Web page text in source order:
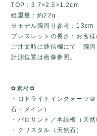
TOP：3.7×2.5×1.2cm
総重量：約22g
※モデル腕周り参考：13cm
ブレスレットの長さ：お客
ご注文時に通信欄にて「腕
計測位置は画像参照。
✿素材✿
・ロドライトインクォーツ
石・メイン）
・パロサント／本緑檀（天然
・クリスタル（天然石）